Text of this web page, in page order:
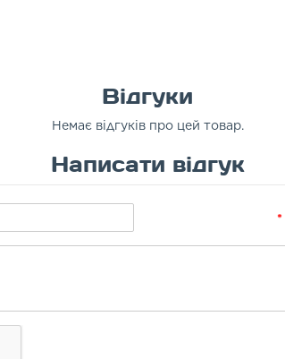
Відгуки
Немає відгуків про цей товар.
Написати відгук